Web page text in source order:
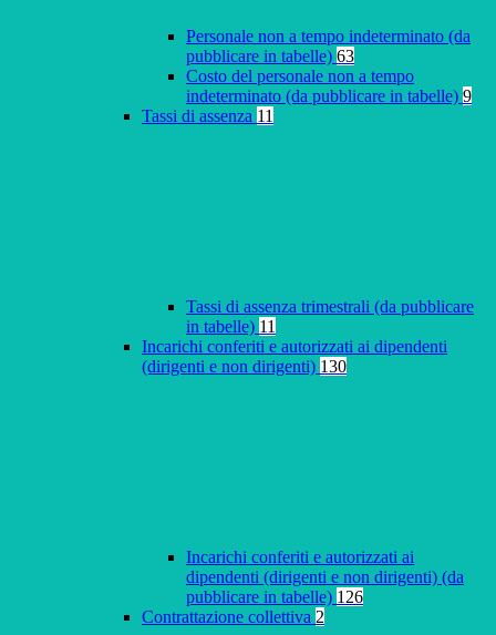
Personale non a tempo indeterminato (da
pubblicare in tabelle) 63
Costo del personale non a tempo
indeterminato (da pubblicare in tabelle) 9
Tassi di assenza 11
Tassi di assenza trimestrali (da pubblicare
in tabelle) 11
Incarichi conferiti e autorizzati ai dipendenti
(dirigenti e non dirigenti) 130
Incarichi conferiti e autorizzati ai
dipendenti (dirigenti e non dirigenti) (da
pubblicare in tabelle) 126
Contrattazione collettiva 2